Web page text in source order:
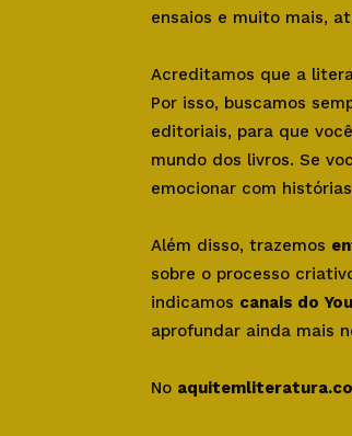
ensaios e muito mais,
Acreditamos que a
Por isso, buscamos
editoriais, para que
mundo dos livros. Se
emocionar com
Além disso, trazemos
sobre o processo
indicamos canais do
aprofundar ainda mais
No